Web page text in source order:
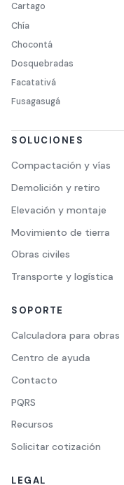
Cartago
Chía
Chocontá
Dosquebradas
Facatativá
Fusagasugá
SOLUCIONES
Compactación y vías
Demolición y retiro
Elevación y montaje
Movimiento de tierra
Obras civiles
Transporte y logística
SOPORTE
Calculadora para obras
Centro de ayuda
Contacto
PQRS
Recursos
Solicitar cotización
LEGAL